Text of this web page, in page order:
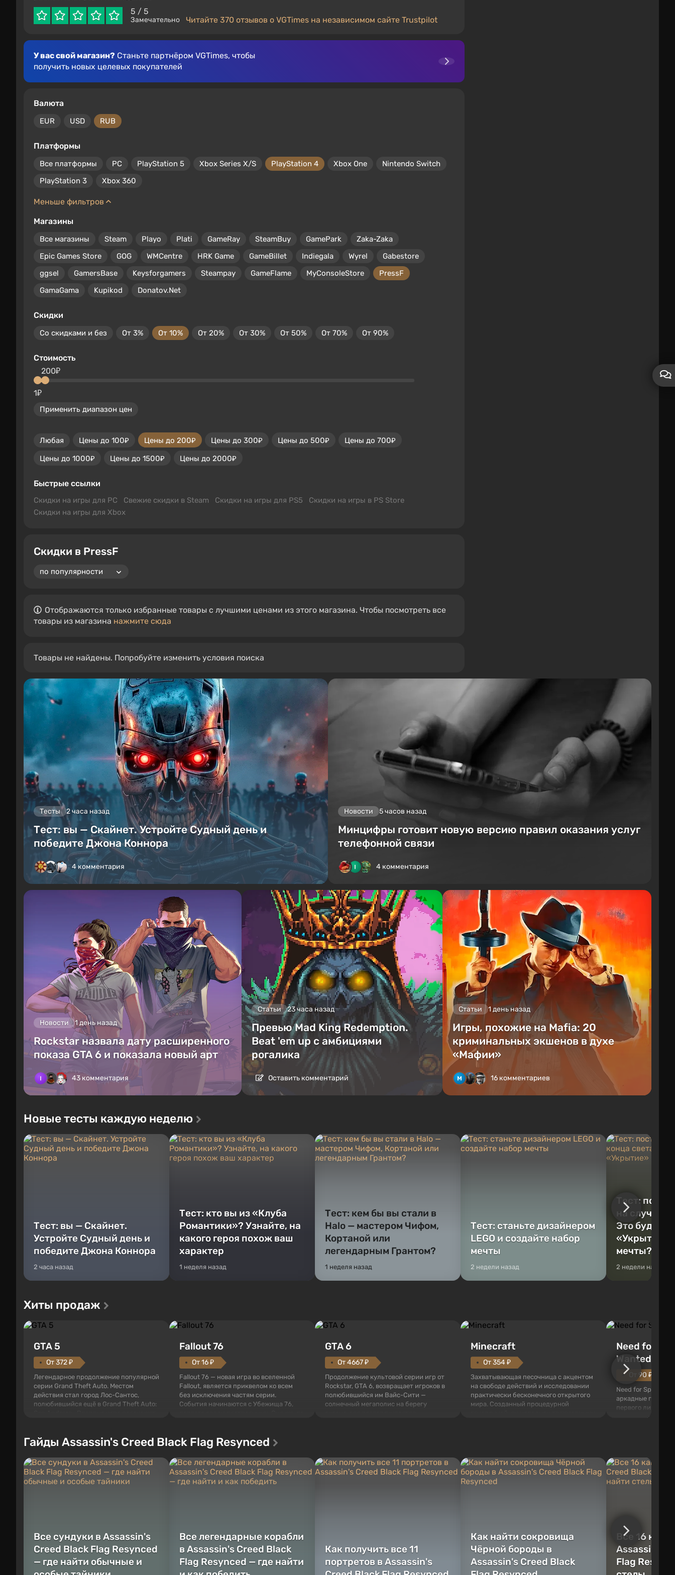
5 / 5
Замечательно Читайте 370 отзывов о VGTimes на независимом сайте Trustpilot
У вас свой магазин? Станьте партнёром VGTimes, чтобы
получить новых целевых покупателей
Валюта
EUR USD RUB
Платформы
Все платформы PC PlayStation 5 Xbox Series X/S PlayStation 4 Xbox One
Nintendo Switch
PlayStation 3
Xbox 360
Меньше фильтров
Магазины
Все магазины Steam Playo Plati GameRay SteamBuy GamePark
Zaka-Zaka
Epic Games Store
GOG WMCentre HRK Game GameBillet Indiegala Wyrel
Gabestore
ggsel
GamersBase Keysforgamers Steampay GameFlame MyConsoleStore
PressF
GamaGama
Kupikod Donatov.Net
Скидки
Со скидками и без От 3% От 10% От 20% От 30% От 50% От 70% От 90%
Стоимость
1₽
200₽
Применить диапазон цен
Любая Цены до 100₽ Цены до 200₽ Цены до 300₽ Цены до 500₽
Цены до 700₽
Цены до 1000₽
Цены до 1500₽ Цены до 2000₽
Быстрые ссылки
Скидки на игры для PC Свежие скидки в Steam Скидки на игры для PS5
Скидки на игры в PS Store
Скидки на игры для Xbox
Скидки в PressF
Отображаются только избранные товары с лучшими ценами из этого магазина. Чтобы посмотреть все
товары из магазина нажмите сюда
Товары не найдены. Попробуйте изменить условия поиска
Тесты 2 часа назад
Тест: вы — Скайнет. Устройте Судный день и
победите Джона Коннора
4 комментария
Новости 5 часов назад
Минцифры готовит новую версию правил оказания услуг
телефонной связи
4 комментария
Новости 1 день назад
Rockstar назвала дату расширенного
показа GTA 6 и показала новый арт
43 комментария
Статьи 23 часа назад
Превью Mad King Redemption.
Beat 'em up с амбициями
рогалика
Оставить комментарий
Статьи 1 день назад
Игры, похожие на Mafia: 20
криминальных экшенов в духе
«Мафии»
16 комментариев
Новые тесты каждую неделю
Тест: вы — Скайнет.
Устройте Судный день и
победите Джона Коннора
2 часа назад
Тест: кто вы из «Клуба
Романтики»? Узнайте, на
какого героя похож ваш
характер
1 неделя назад
Тест: кем бы вы стали в
Halo — мастером Чифом,
Кортаной или
легендарным Грантом?
1 неделя назад
Тест: станьте дизайнером
LEGO и создайте набор
мечты
2 недели назад
Тест:
на случай
Это будет
«Укрытие»
мечты?
2 недели назад
Хиты продаж
GTA 5
От 372 ₽
Легендарное продолжение популярной
серии Grand Theft Auto. Местом
действия стал город Лос-Сантос,
полюбившийся ещё в Grand Theft Auto:
которыми вы сможете переключаться в
любое время. Жанр и...
Fallout 76
От 16 ₽
Fallout 76 — новая игра во вселенной
Fallout, является приквелом ко всем
без исключения частям серии.
События начинаются с Убежища 76,
как на Америку упадут ядерные бомбы.
Место действия Fallout...
GTA 6
От 4667 ₽
Продолжение культовой серии игр от
Rockstar, GTA 6, возвращает игроков в
полюбившийся им Вайс-Сити —
солнечный мегаполис на берегу
неприятности. И...
Minecraft
От 354 ₽
Захватывающая песочница с акцентом
на свободе действий и исследовании
практически бесконечного открытого
мира. Созданный процедурной
Игроку дана по...
Need for
Wanted
От 90 ₽
Need for Speed:
аркадные гонки с
первого лица. В
нарушите
Гайды Assassin's Creed Black Flag Resynced
Все сундуки в Assassin's
Creed Black Flag Resynced
— где найти обычные и
Все легендарные корабли
в Assassin's Creed Black
Flag Resynced — где найти
Как получить все 11
портретов в Assassin's
Как найти сокровища
Чёрной бороды в
Assassin's Creed Black
Все 16
Assassin's
Flag